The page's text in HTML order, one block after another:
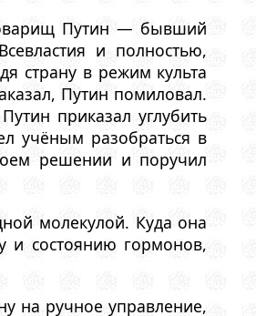
Путин — бывший
и полностью,
страну в режим культа
Путин помиловал.
приказал углубить
учёным разобраться в
решении и поручил
молекулой. Куда она
и состоянию гормонов,
на ручное управление,